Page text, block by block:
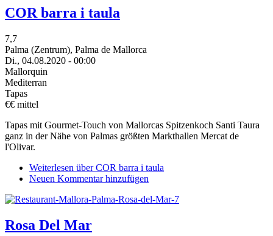
COR barra i taula
7,7
Palma (Zentrum), Palma de Mallorca
Di., 04.08.2020 - 00:00
Mallorquin
Mediterran
Tapas
€€ mittel
Tapas mit Gourmet-Touch von Mallorcas Spitzenkoch Santi Taura
ganz in der Nähe von Palmas größten Markthallen Mercat de
l'Olivar.
Weiterlesen über COR barra i taula
Neuen Kommentar hinzufügen
Rosa Del Mar